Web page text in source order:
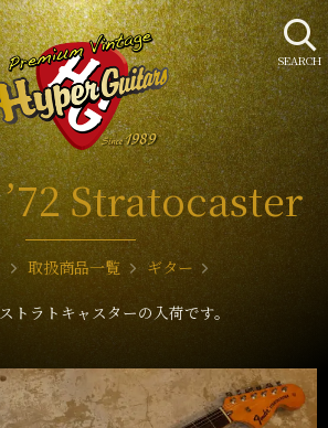
Stratocaster
取扱商品一覧 ギター
トラトキャスターの入荷です。
SEARCH